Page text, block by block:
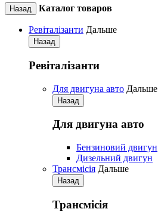
Назад Каталог товаров
Ревіталізанти Дальше
Назад
Ревіталізанти
Для двигуна авто Дальше
Назад
Для двигуна авто
Бензиновий двигун
Дизельний двигун
Трансмісія Дальше
Назад
Трансмісія